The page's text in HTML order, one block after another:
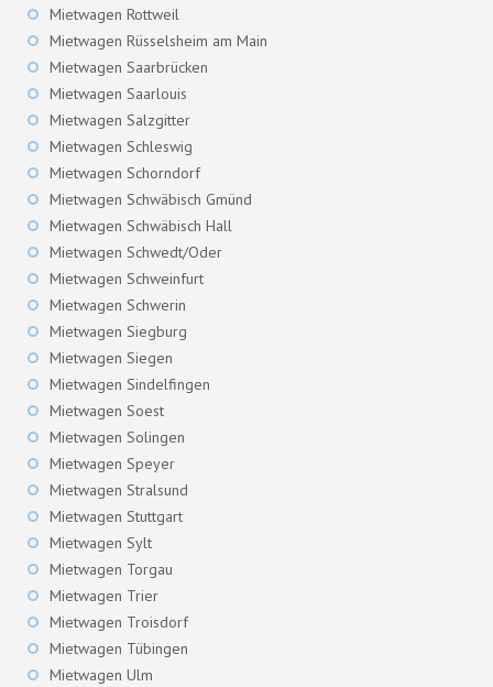
Mietwagen Rottweil
Mietwagen Rüsselsheim am Main
Mietwagen Saarbrücken
Mietwagen Saarlouis
Mietwagen Salzgitter
Mietwagen Schleswig
Mietwagen Schorndorf
Mietwagen Schwäbisch Gmünd
Mietwagen Schwäbisch Hall
Mietwagen Schwedt/Oder
Mietwagen Schweinfurt
Mietwagen Schwerin
Mietwagen Siegburg
Mietwagen Siegen
Mietwagen Sindelfingen
Mietwagen Soest
Mietwagen Solingen
Mietwagen Speyer
Mietwagen Stralsund
Mietwagen Stuttgart
Mietwagen Sylt
Mietwagen Torgau
Mietwagen Trier
Mietwagen Troisdorf
Mietwagen Tübingen
Mietwagen Ulm